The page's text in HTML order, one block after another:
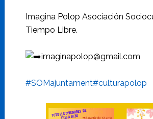
Imagina Polop Asociación
Tiempo Libre.
imaginapolop@gmail.com
#SOMajuntament#culturapolop